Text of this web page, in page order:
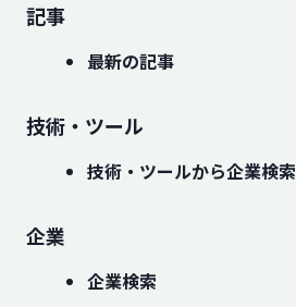
記事
最新の記事
技術・ツール
技術・ツールから企業検索
企業
企業検索